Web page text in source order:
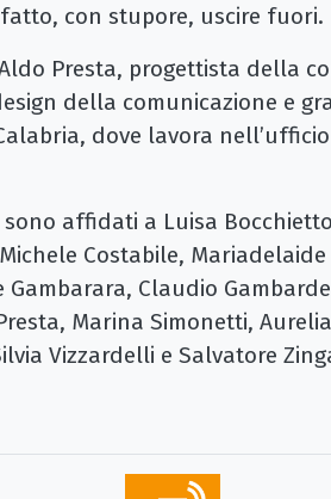
con stupore, uscire fuori.
Presta, progettista della
della comunicazione e
dove lavora
affidati a Luisa
Costabile,
Gambarara, Claudio
Marina Simonetti,
Vizzardelli e Salvatore